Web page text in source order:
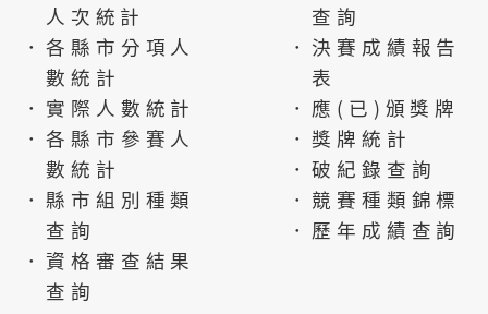
人次統計
．各縣市分項人
數統計
．實際人數統計
．各縣市參賽人
數統計
．縣市組別種類
查詢
．資格審查結果
查詢
查詢
．決賽成績報告
表
．應(已)頒獎牌
．獎牌統計
．破紀錄查詢
．競賽種類錦標
．歷年成績查詢